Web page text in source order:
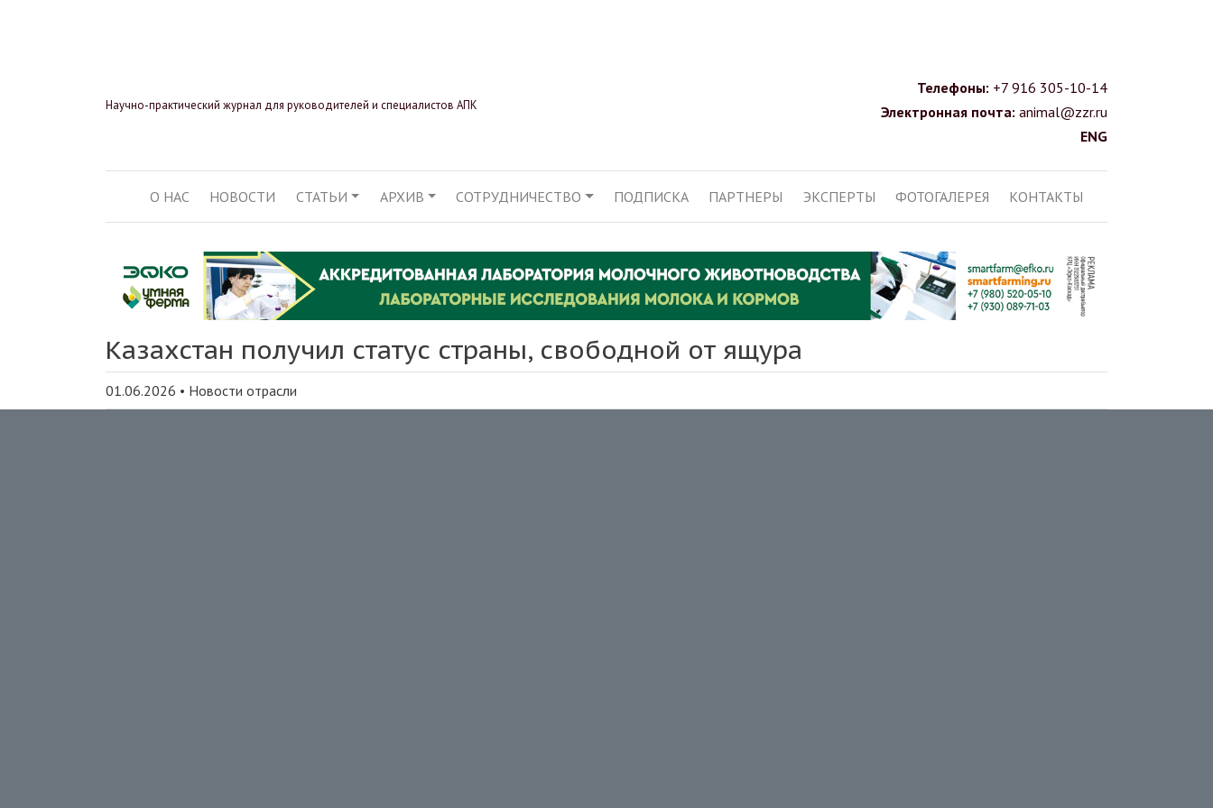
Научно-практический журнал для руководителей и специалистов АПК
Телефоны: +7 916 305-10-14
Электронная почта: animal@zzr.ru
ENG
ОСНОВНАЯ НАВИГАЦИЯ
О НАС НОВОСТИ СТАТЬИ АРХИВ СОТРУДНИЧЕСТВО ПОДПИСКА ПАРТНЕРЫ ЭКСПЕРТЫ ФОТОГАЛЕРЕЯ КОНТАКТЫ
Казахстан получил статус страны, свободной от ящура
01.06.2026 • Новости отрасли